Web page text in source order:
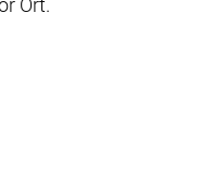
Ort.